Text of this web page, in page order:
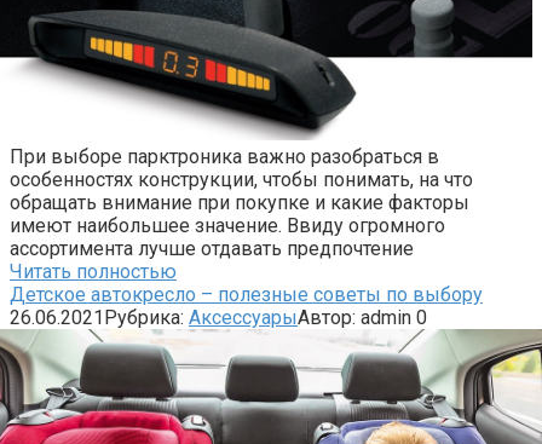
При выборе парктроника важно разобраться в
особенностях конструкции, чтобы понимать, на что
обращать внимание при покупке и какие факторы
имеют наибольшее значение. Ввиду огромного
ассортимента лучше отдавать предпочтение
Читать полностью
Детское автокресло – полезные советы по выбору
26.06.2021Рубрика: АксессуарыАвтор: admin 0